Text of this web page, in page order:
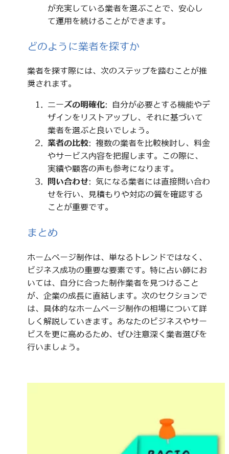
が充実している業者を選ぶことで、安心し
て運用を続けることができます。
どのように業者を探すか
業者を探す際には、次のステップを踏むことが推
奨されます。
ニーズの明確化: 自分が必要とする機能やデ
ザインをリストアップし、それに基づいて
業者を選ぶと良いでしょう。
業者の比較: 複数の業者を比較検討し、料金
やサービス内容を把握します。この際に、
実績や顧客の声も参考になります。
問い合わせ: 気になる業者には直接問い合わ
せを行い、見積もりや対応の質を確認する
ことが重要です。
まとめ
ホームページ制作は、単なるトレンドではなく、
ビジネス成功の重要な要素です。特に占い師にお
いては、自分に合った制作業者を見つけること
が、企業の成長に直結します。次のセクションで
は、具体的なホームページ制作の相場について詳
しく解説していきます。あなたのビジネスやサー
ビスを更に高めるため、ぜひ注意深く業者選びを
行いましょう。